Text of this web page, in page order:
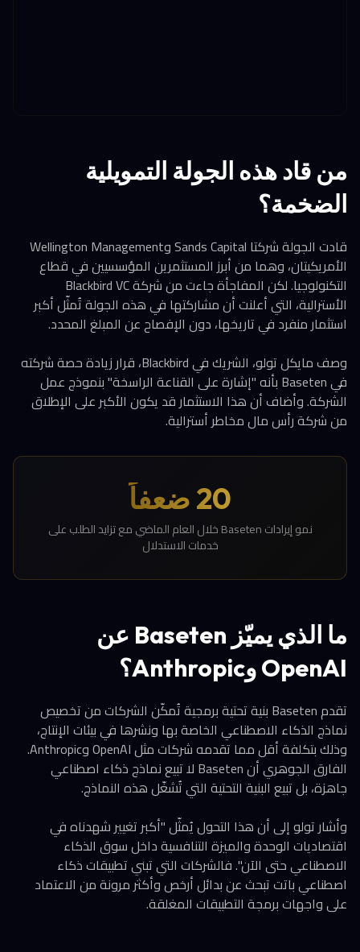
من قاد هذه الجولة التمويلية
الضخمة؟
قادت الجولة شركتا Sands Capital وWellington Management
الأمريكيتان، وهما من أبرز المستثمرين المؤسسيين في قطاع
التكنولوجيا. لكن المفاجأة جاءت من شركة Blackbird VC
الأسترالية، التي أعلنت أن مشاركتها في هذه الجولة تُمثّل أكبر
استثمار منفرد في تاريخها، دون الإفصاح عن المبلغ المحدد.
وصف مايكل تولو، الشريك في Blackbird، قرار زيادة حصة شركته
في Baseten بأنه "إشارة على القناعة الراسخة" بنموذج عمل
الشركة. وأضاف أن هذا الاستثمار قد يكون الأكبر على الإطلاق
من شركة رأس مال مخاطر أسترالية.
20 ضعفاً
نمو إيرادات Baseten خلال العام الماضي مع تزايد الطلب على
خدمات الاستدلال
ما الذي يميّز Baseten عن
OpenAI وAnthropic؟
تقدم Baseten بنية تحتية برمجية تُمكّن الشركات من تخصيص
نماذج الذكاء الاصطناعي الخاصة بها ونشرها في بيئات الإنتاج،
وذلك بتكلفة أقل مما تقدمه شركات مثل OpenAI وAnthropic.
الفارق الجوهري أن Baseten لا تبيع نماذج ذكاء اصطناعي
جاهزة، بل تبيع البنية التحتية التي تُشغّل هذه النماذج.
وأشار تولو إلى أن هذا التحول يُمثّل "أكبر تغيير شهدناه في
اقتصاديات الوحدة والميزة التنافسية داخل سوق الذكاء
الاصطناعي حتى الآن". فالشركات التي تبني تطبيقات ذكاء
اصطناعي باتت تبحث عن بدائل أرخص وأكثر مرونة من الاعتماد
على واجهات برمجة التطبيقات المغلقة.